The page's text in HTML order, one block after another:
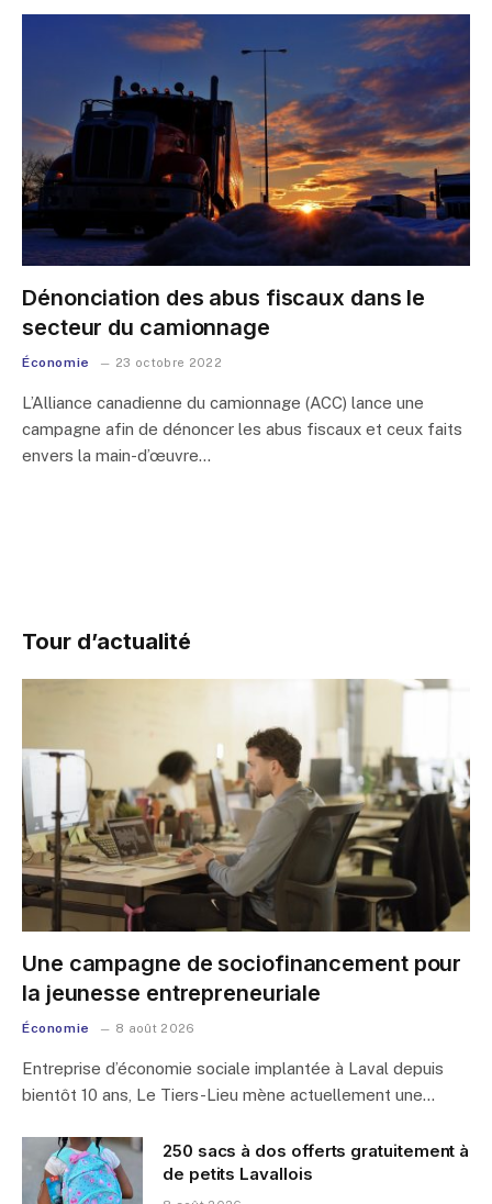
Dénonciation des abus fiscaux dans le
secteur du camionnage
Économie 23 octobre 2022
L’Alliance canadienne du camionnage (ACC) lance une
campagne afin de dénoncer les abus fiscaux et ceux faits
envers la main-d’œuvre…
Tour d’actualité
Une campagne de sociofinancement pour
la jeunesse entrepreneuriale
Économie 8 août 2026
Entreprise d’économie sociale implantée à Laval depuis
bientôt 10 ans, Le Tiers-Lieu mène actuellement une…
250 sacs à dos offerts gratuitement à
de petits Lavallois